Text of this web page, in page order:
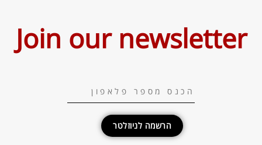
Join our newsletter
הרשמה לניוזלטר